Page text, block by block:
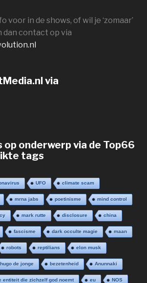
voor in de shows, of wil je ‘zomaar’
dan contact op via
via
op onderwerp via de Top66
tags
UFO climate scam
mrna jabs poetinisme mind control
mark rutte disclosure china
fascisme dark occulte magie maan
robots reptilians elon musk
hugo de jonge bezetenheid Anunnaki
entiteit die zichzelf god noemt eu NOS